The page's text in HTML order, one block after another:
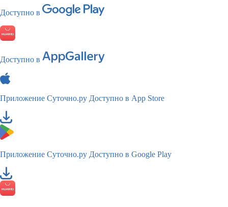
Доступно в
Доступно в
Приложение Суточно.ру Доступно в App Store
Приложение Суточно.ру Доступно в Google Play